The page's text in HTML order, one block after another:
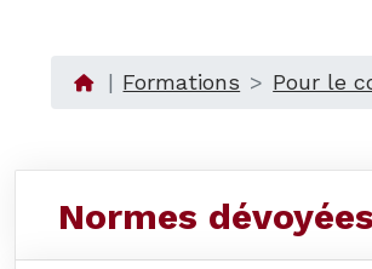
Formations Pour le
Normes